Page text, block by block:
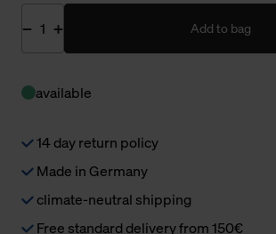
Add to bag
available
14 day return policy
Made in Germany
climate-neutral shipping
Free standard delivery from 150€